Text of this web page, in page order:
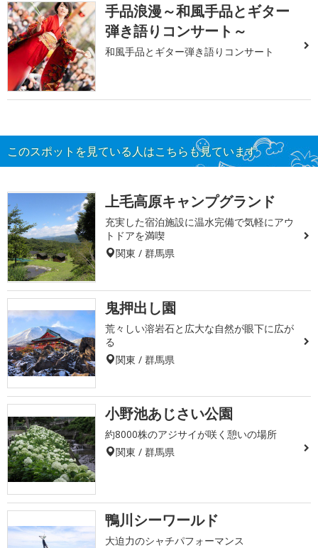
手品浪漫～和風手品とギター
弾き語りコンサート～
和風手品とギター弾き語りコンサート
このスポットを見ている人はこちらも見ています
上毛高原キャンプグランド
充実した宿泊施設に温水完備で気軽にアウ
トドアを満喫
関東 / 群馬県
鬼押出し園
荒々しい溶岩石と広大な自然が眼下に広が
る
関東 / 群馬県
小野池あじさい公園
約8000株のアジサイが咲く憩いの場所
関東 / 群馬県
鴨川シーワールド
大迫力のシャチパフォーマンス